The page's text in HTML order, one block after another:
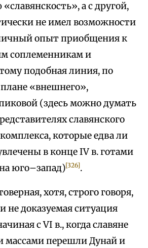
а с другой,
не имел возможности
опыт приобщения к
соплеменникам и
подобная линия, по
«внешнего»,
(здесь можно думать
славянского
которые едва ли
в конце IV в. готами
юго–запад)[326].
хотя, строго говоря,
не доказуемая ситуация
с VI в., когда славяне
массами перешли Дунай и